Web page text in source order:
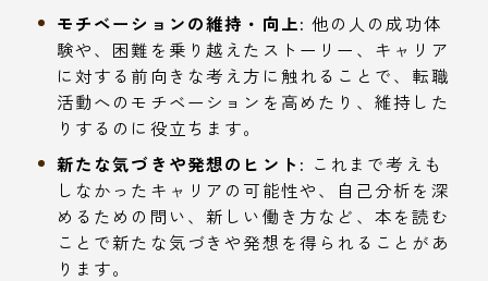
モチベーションの維持・向上: 他の人の成功体
験や、困難を乗り越えたストーリー、キャリア
に対する前向きな考え方に触れることで、転職
活動へのモチベーションを高めたり、維持した
りするのに役立ちます。
新たな気づきや発想のヒント: これまで考えも
しなかったキャリアの可能性や、自己分析を深
めるための問い、新しい働き方など、本を読む
ことで新たな気づきや発想を得られることがあ
ります。